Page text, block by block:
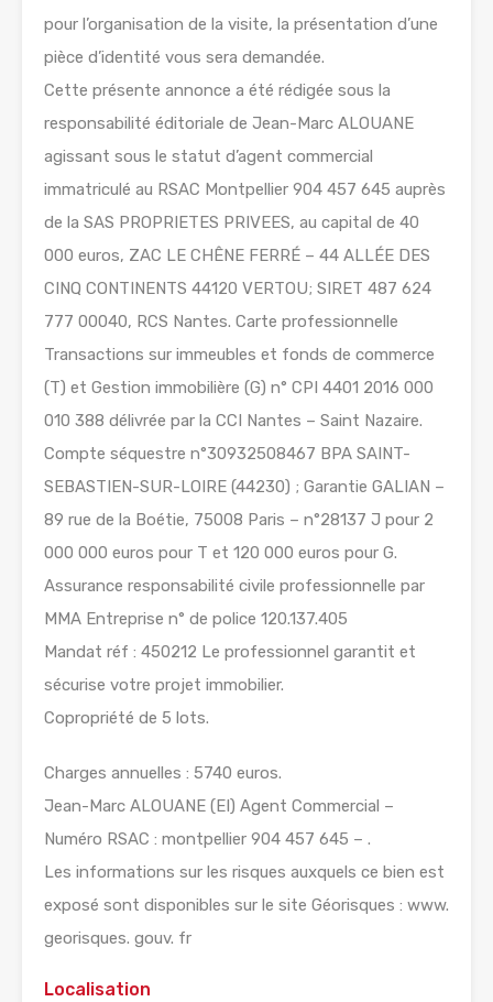
pour l’organisation de la visite, la présentation d’une
pièce d’identité vous sera demandée.
Cette présente annonce a été rédigée sous la
responsabilité éditoriale de Jean-Marc ALOUANE
agissant sous le statut d’agent commercial
immatriculé au RSAC Montpellier 904 457 645 auprès
de la SAS PROPRIETES PRIVEES, au capital de 40
000 euros, ZAC LE CHÊNE FERRÉ – 44 ALLÉE DES
CINQ CONTINENTS 44120 VERTOU; SIRET 487 624
777 00040, RCS Nantes. Carte professionnelle
Transactions sur immeubles et fonds de commerce
(T) et Gestion immobilière (G) n° CPI 4401 2016 000
010 388 délivrée par la CCI Nantes – Saint Nazaire.
Compte séquestre n°30932508467 BPA SAINT-
SEBASTIEN-SUR-LOIRE (44230) ; Garantie GALIAN –
89 rue de la Boétie, 75008 Paris – n°28137 J pour 2
000 000 euros pour T et 120 000 euros pour G.
Assurance responsabilité civile professionnelle par
MMA Entreprise n° de police 120.137.405
Mandat réf : 450212 Le professionnel garantit et
sécurise votre projet immobilier.
Copropriété de 5 lots.
Charges annuelles : 5740 euros.
Jean-Marc ALOUANE (EI) Agent Commercial –
Numéro RSAC : montpellier 904 457 645 – .
Les informations sur les risques auxquels ce bien est
exposé sont disponibles sur le site Géorisques : www.
georisques. gouv. fr
Localisation